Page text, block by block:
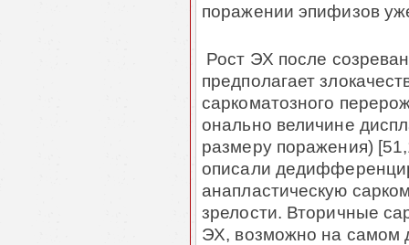
поражении эпифизов
Рост ЭХ после
предполагает
саркоматозного
ональ­но величине
размеру поражения)
опи­сали
анапластическую
зрелости. Вторичные
ЭХ, возможно на самом